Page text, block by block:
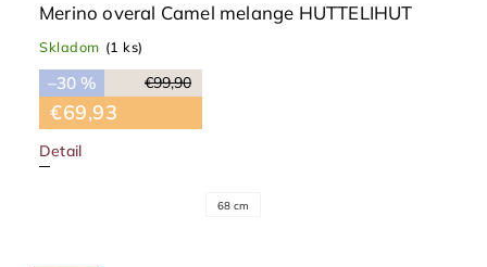
Merino overal Camel melange HUTTELIHUT
Skladom (1 ks)
€99,90
–30 %
€69,93
Detail
68 cm